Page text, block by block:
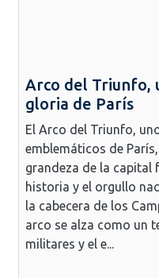
Arco del Triunfo,
gloria de París
El Arco del Triunfo,
emblemáticos de
grandeza de la capital
historia y el orgullo
la cabecera de los
arco se alza como un
militares y el e...